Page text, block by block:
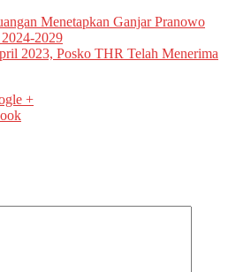
Menetapkan Ganjar Pranowo
2029
2023, Posko THR Telah Menerima
+